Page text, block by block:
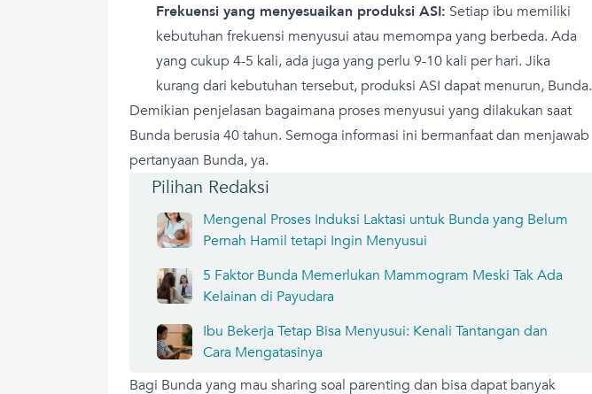
Frekuensi yang menyesuaikan produksi ASI: Setiap ibu memiliki
kebutuhan frekuensi menyusui atau memompa yang berbeda. Ada
yang cukup 4-5 kali, ada juga yang perlu 9-10 kali per hari. Jika
kurang dari kebutuhan tersebut, produksi ASI dapat menurun, Bunda.
Demikian penjelasan bagaimana proses menyusui yang dilakukan saat
Bunda berusia 40 tahun. Semoga informasi ini bermanfaat dan menjawab
pertanyaan Bunda, ya.
Pilihan Redaksi
Mengenal Proses Induksi Laktasi untuk Bunda yang Belum
Pernah Hamil tetapi Ingin Menyusui
5 Faktor Bunda Memerlukan Mammogram Meski Tak Ada
Kelainan di Payudara
Ibu Bekerja Tetap Bisa Menyusui: Kenali Tantangan dan
Cara Mengatasinya
Bagi Bunda yang mau sharing soal parenting dan bisa dapat banyak